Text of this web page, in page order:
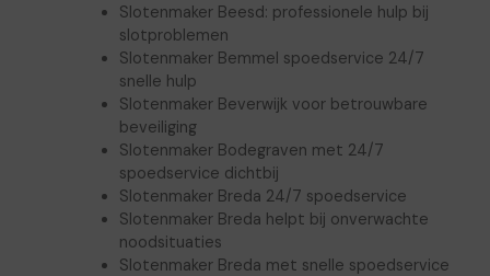
Slotenmaker Beesd: professionele hulp bij
slotproblemen
Slotenmaker Bemmel spoedservice 24/7
snelle hulp
Slotenmaker Beverwijk voor betrouwbare
beveiliging
Slotenmaker Bodegraven met 24/7
spoedservice dichtbij
Slotenmaker Breda 24/7 spoedservice
Slotenmaker Breda helpt bij onverwachte
noodsituaties
Slotenmaker Breda met snelle spoedservice